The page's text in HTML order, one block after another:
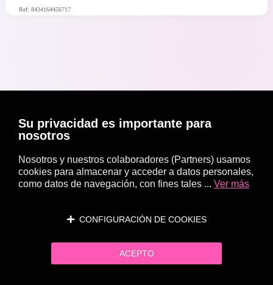
Ref: 8434164456717
Su privacidad es importante para
nosotros
Nosotros y nuestros colaboradores (Partners) usamos
cookies para almacenar y acceder a datos personales,
como datos de navegación, con fines tales ... Ver más
CONFIGURACIÓN DE COOKIES
ACEPTO